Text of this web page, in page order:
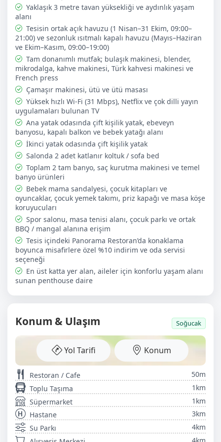
❌ Fiyata Dahil Değil: Panorama Restoran harcamaları,
opsiyonel kahvaltı, ekstra temizlik hizmetleri, tur ve
transfer hizmetleri.
Yaklaşık 3 metre tavan yüksekliği ve aydınlık yaşam
alanı
Tesisin ortak açık havuzu (1 Nisan–31 Ekim, 09:00–
21:00) ve sezonluk ısıtmalı kapalı havuzu (Mayıs–Haziran
ve Ekim–Kasım, 09:00–19:00)
Tam donanımlı mutfak; bulaşık makinesi, blender,
mikrodalga, kahve makinesi, Türk kahvesi makinesi ve
French press
Çamaşır makinesi, ütü ve ütü masası
Yüksek hızlı Wi-Fi (31 Mbps), Netflix ve çok dilli yayın
uygulamaları bulunan TV
Ana yatak odasında çift kişilik yatak, ebeveyn
banyosu, kapalı balkon ve bebek yatağı alanı
İkinci yatak odasında çift kişilik yatak
Salonda 2 adet katlanır koltuk / sofa bed
Toplam 2 tam banyo, saç kurutma makinesi ve temel
banyo ürünleri
Bebek mama sandalyesi, çocuk kitapları ve
oyuncaklar, çocuk yemek takımı, priz kapağı ve masa köşe
koruyucuları
Spor salonu, masa tenisi alanı, çocuk parkı ve ortak
BBQ / mangal alanına erişim
Tesis içindeki Panorama Restoran’da konaklama
boyunca misafirlere özel %10 indirim ve oda servisi
seçeneği
En üst katta yer alan, aileler için konforlu yaşam alanı
sunan penthouse daire
Konum & Ulaşım Soğucak
Yol Tarifi Konum
Restoran / Cafe
50m
Toplu Taşıma
1km
Süpermarket
1km
Hastane
3km
Su Parkı
4km